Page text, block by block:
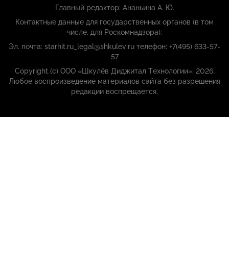
Главный редактор: Ананьина А. Ю.
Контактные данные для государственных органов (в том
числе, для Роскомнадзора):
Эл. почта: starhit.ru_legal@shkulev.ru телефон: +7(495) 633-57-
57
Copyright (с) ООО «Шкулёв Диджитал Технологии», 2026.
Любое воспроизведение материалов сайта без разрешения
редакции воспрещается.